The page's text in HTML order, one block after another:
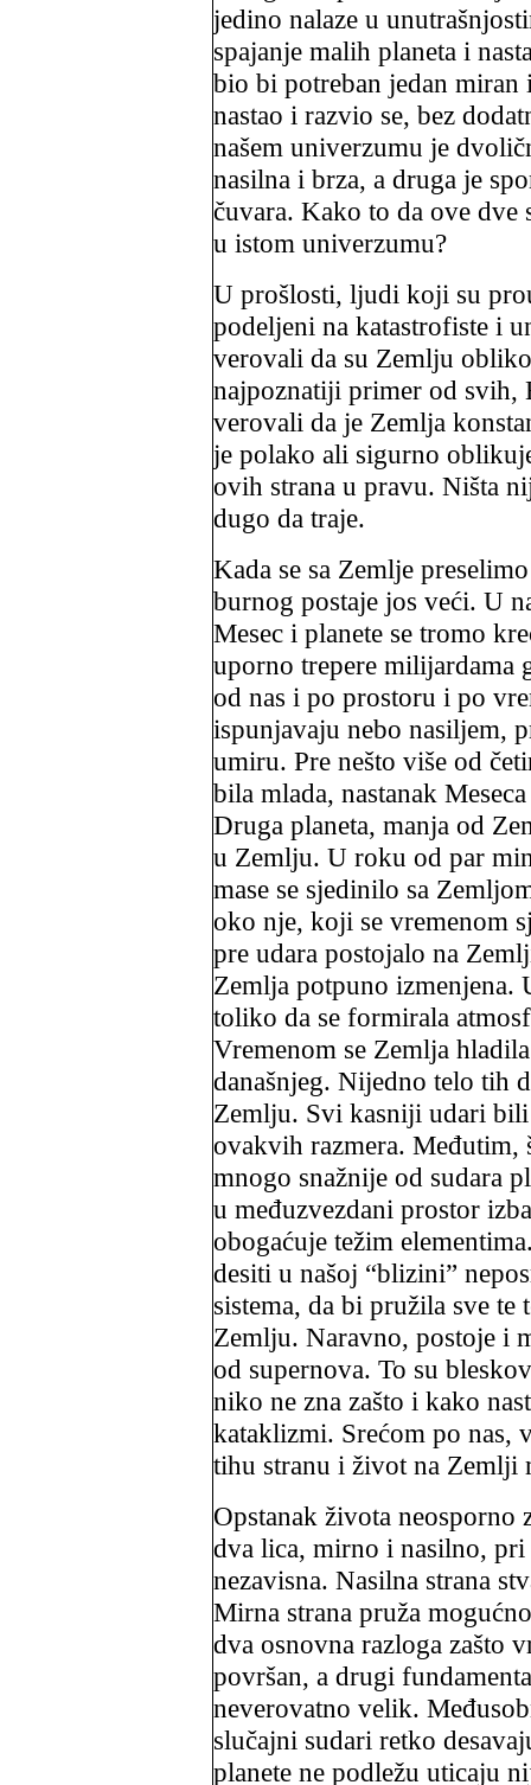
jedino nalaze u
spajanje malih planeta i
bio bi potreban jedan
nastao i razvio se, bez
našem univerzumu je
nasilna i brza, a druga je
čuvara. Kako to da ove dve
u istom univerzumu?
U prošlosti, ljudi koji su
podeljeni na katastrofiste i
verovali da su Zemlju
najpoznatiji primer od svih,
verovali da je Zemlja
je polako ali sigurno
ovih strana u pravu. Ništa
dugo da traje.
Kada se sa Zemlje
burnog postaje jos veći. U
Mesec i planete se tromo
uporno trepere milijardama
od nas i po prostoru i po
ispunjavaju nebo nasiljem,
umiru. Pre nešto više od
bila mlada, nastanak
Druga planeta, manja od
u Zemlju. U roku od par
mase se sjedinilo sa
oko nje, koji se vremenom
pre udara postojalo na
Zemlja potpuno izmenjena.
toliko da se formirala
Vremenom se Zemlja
današnjeg. Nijedno telo tih
Zemlju. Svi kasniji udari
ovakvih razmera. Međutim,
mnogo snažnije od sudara
u međuzvezdani prostor
obogaćuje težim
desiti u našoj “blizini”
sistema, da bi pružila sve te
Zemlju. Naravno, postoje i
od supernova. To su
niko ne zna zašto i kako
kataklizmi. Srećom po nas,
tihu stranu i život na Zemlji
Opstanak života
dva lica, mirno i nasilno, pri
nezavisna. Nasilna strana
Mirna strana pruža
dva osnovna razloga zašto
površan, a drugi
neverovatno velik.
slučajni sudari retko
planete ne podležu uticaju